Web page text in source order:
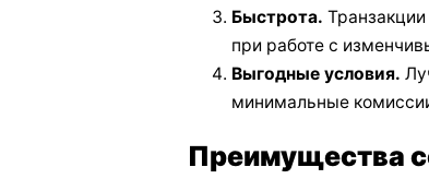
Быстрота.
при работе с
Выгодные условия.
минимальные
Преимущества